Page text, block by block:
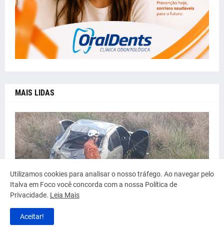
MAIS LIDAS
ACIDENTE NA BR-356 EM ITALVA
por Italva em Foco julho 16, 2026
Utilizamos cookies para analisar o nosso tráfego. Ao navegar pelo
Italva em Foco você concorda com a nossa Política de
Privacidade. Leia Mais
Aceitar!